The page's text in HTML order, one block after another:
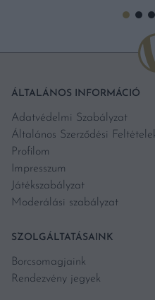
ÁLTALÁNOS INFORMÁCIÓ
Adatvédelmi Szabályzat
Általános Szerződési
Profilom
Impresszum
Játékszabályzat
Moderálási szabályzat
SZOLGÁLTATÁSAINK
Borcsomagjaink
Rendezvény jegyek